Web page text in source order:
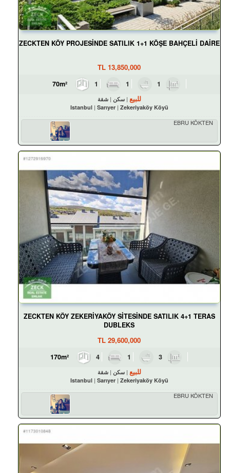
ZECKTEN KÖY PROJESİNDE SATILIK 1+1 KÖŞE BAHÇELİ DAİRE
TL 13,850,000
1 1
1
للبيع
سكن
شقة
Istanbul
Sarıyer Zekeriyaköy Köyü
EBRU KÖKTEN
ZECKTEN KÖY ZEKERİYAKÖY SİTESİNDE SATILIK 4+1 TERAS
DUBLEKS
TL 29,600,000
4 1
3
للبيع
سكن
شقة
Istanbul
Sarıyer Zekeriyaköy Köyü
EBRU KÖKTEN